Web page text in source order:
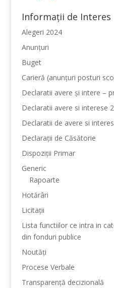
Informații de Interes
Alegeri 2024
Anunțuri
Buget
Carieră (anunțuri posturi
Declaratii avere și intere –
Declaratii avere si interese
Declaratii de avere si
Declarații de Căsătorie
Dispoziții Primar
Generic
Rapoarte
Hotărâri
Licitații
Lista functiilor ce intra in
din fonduri publice
Noutăți
Procese Verbale
Transparență decizională